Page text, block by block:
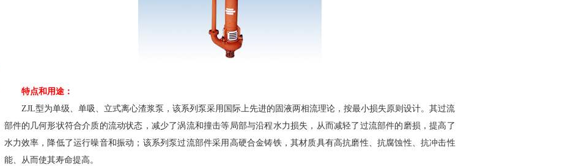
特点和用途：
ZJL型为单级、单吸、立式离心渣浆泵，该系列泵采用国际上先进的固液两相流理论，按最小损失原则设计。其过流
部件的几何形状符合介质的流动状态，减少了涡流和撞击等局部与沿程水力损失，从而减轻了过流部件的磨损，提高了
水力效率，降低了运行噪音和振动；该系列泵过流部件采用高硬合金铸铁，其材质具有高抗磨性、抗腐蚀性、抗冲击性
能、从而使其寿命提高。